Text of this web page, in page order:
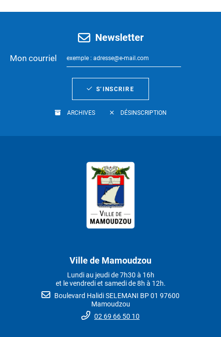
Newsletter
Mon courriel
S’INSCRIRE
ARCHIVES DÉSINSCRIPTION
Ville de Mamoudzou
Lundi au jeudi de 7h30 à 16h
et le vendredi et samedi de 8h à 12h.
Boulevard Halidi SELEMANI BP 01 97600
Mamoudzou
02 69 66 50 10